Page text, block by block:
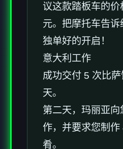
议这款踏板车的
元。把摩托车告诉
独单好的开启！
意大利工作
成功交付 5 次比
天。
第二天，玛丽亚向
作，并要求您制作
肴。